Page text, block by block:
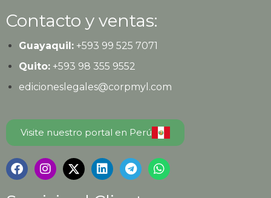
Contacto y ventas:
Guayaquil:+593 99 525 7071
Quito:+593 98 355 9552
edicioneslegales@corpmyl.com
Visite nuestro portal en Perú